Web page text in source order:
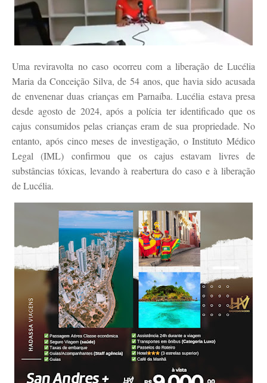
Uma reviravolta no caso ocorreu com a liberação de Lucélia
Maria da Conceição Silva, de 54 anos, que havia sido acusada
de envenenar duas crianças em Parnaíba. Lucélia estava presa
desde agosto de 2024, após a polícia ter identificado que os
cajus consumidos pelas crianças eram de sua propriedade. No
entanto, após cinco meses de investigação, o Instituto Médico
Legal (IML) confirmou que os cajus estavam livres de
substâncias tóxicas, levando à reabertura do caso e à liberação
de Lucélia.